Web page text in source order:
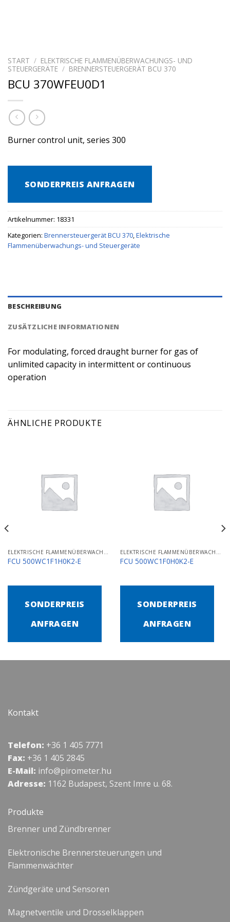
START / ELEKTRISCHE FLAMMENÜBERWACHUNGS- UND
STEUERGERÄTE / BRENNERSTEUERGERÄT BCU 370
BCU 370WFEU0D1
Burner control unit, series 300
SONDERPREIS ANFRAGEN
Artikelnummer: 18331
Kategorien: Brennersteuergerät BCU 370,Elektrische
Flammenüberwachungs- und Steuergeräte
BESCHREIBUNG
ZUSÄTZLICHE INFORMATIONEN
For modulating, forced draught burner for gas of
unlimited capacity in intermittent or continuous
operation
ÄHNLICHE PRODUKTE
FCU 500WC1F1H0K2-E
SONDERPREIS
ANFRAGEN
FCU 500WC1F0H0K2-E
SONDERPREIS
ANFRAGEN
Kontakt
Telefon: +36 1 405 7771
Fax: +36 1 405 2845
E-Mail: info@pirometer.hu
Adresse: 1162 Budapest, Szent Imre u. 68.
Produkte
Brenner und Zündbrenner
Elektronische Brennersteuerungen und
Flammenwächter
Zündgeräte und Sensoren
Magnetventile und Drosselklappen